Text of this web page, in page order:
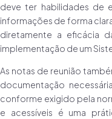
deve ter habilidades de
informações de forma
diretamente a eficácia
implementação de um
As notas de reunião
documentação
conforme exigido pela
e acessíveis é uma